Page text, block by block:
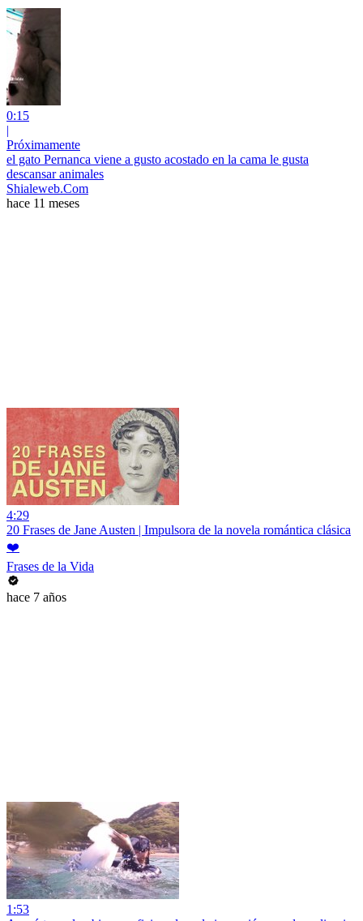
0:15
|
Próximamente
el gato Pernanca viene a gusto acostado en la cama le gusta
descansar animales
Shialeweb.Com
hace 11 meses
4:29
20 Frases de Jane Austen | Impulsora de la novela romántica clásica
❤️
Frases de la Vida
hace 7 años
1:53